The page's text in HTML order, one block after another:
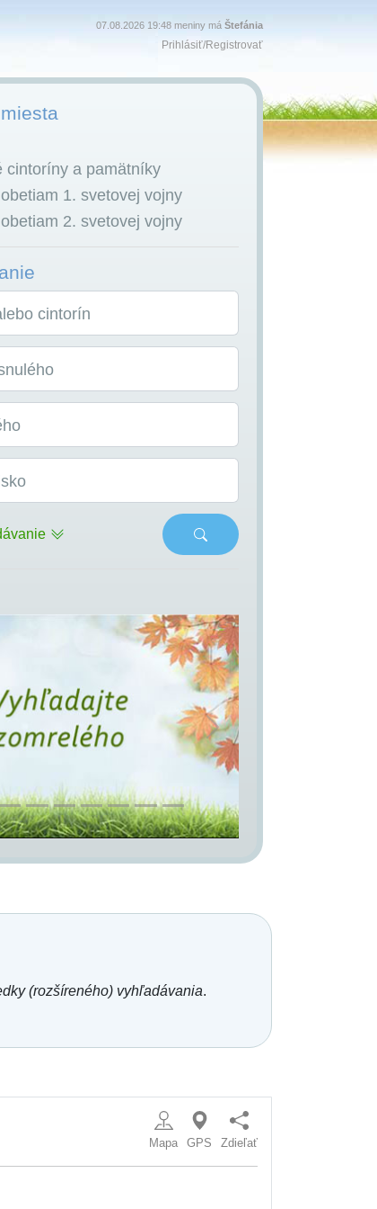
07.08.2026 19:48 meniny má Štefánia
Prihlásiť/Registrovať
cintoríny a pamätníky
1. svetovej vojny
2. svetovej vojny
cintorín
Next
(rozšíreného) vyhľadávania.
Mapa GPS Zdieľať